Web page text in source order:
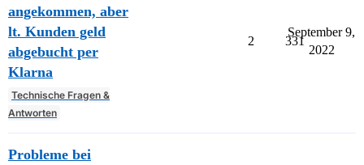
angekommen, aber
lt. Kunden geld
abgebucht per
Klarna
Technische Fragen &
Antworten
2 331
September 9,
2022
Probleme bei